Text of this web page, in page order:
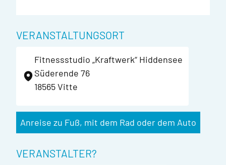
VERANSTALTUNGSORT
Fitnessstudio „Kraftwerk“ Hiddensee
Süderende 76
18565 Vitte
Anreise zu Fuß, mit dem Rad oder dem Auto
VERANSTALTER?